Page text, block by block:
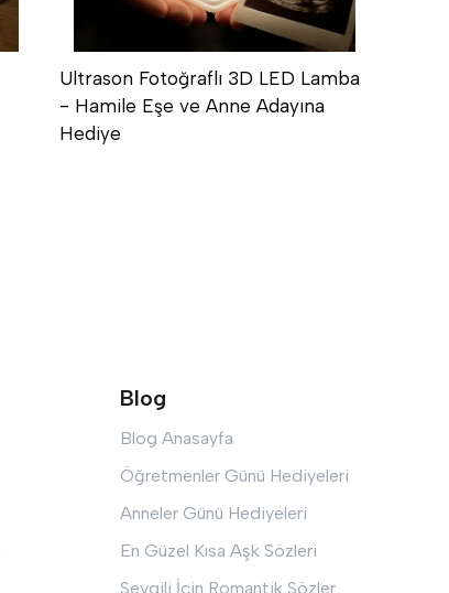
Ultrason Fotoğraflı 3D LED Lamba
- Hamile Eşe ve Anne Adayına
Hediye
Blog
Blog Anasayfa
Öğretmenler Günü Hediyeleri
Anneler Günü Hediyeleri
En Güzel Kısa Aşk Sözleri
Sevgili İçin Romantik Sözler